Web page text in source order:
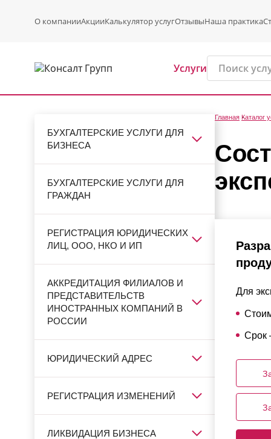
О компанииАкцииКалькулятор услугОтзывыНаша практика
Услуги
БУХГАЛТЕРСКИЕ УСЛУГИ ДЛЯ
БИЗНЕСА
БУХГАЛТЕРСКИЕ УСЛУГИ ДЛЯ
ГРАЖДАН
РЕГИСТРАЦИЯ ЮРИДИЧЕСКИХ
ЛИЦ, ООО, НКО И ИП
АККРЕДИТАЦИЯ ФИЛИАЛОВ И
ПРЕДСТАВИТЕЛЬСТВ
ИНОСТРАННЫХ КОМПАНИЙ В
РОССИИ
ЮРИДИЧЕСКИЙ АДРЕС
РЕГИСТРАЦИЯ ИЗМЕНЕНИЙ
ЛИКВИДАЦИЯ БИЗНЕСА
Главная Каталог
Для
Срок